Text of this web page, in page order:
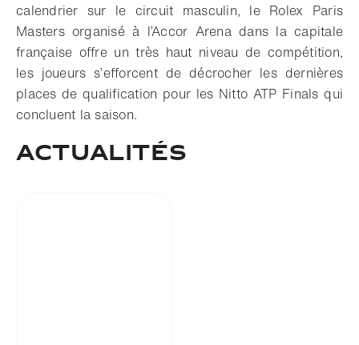
calendrier sur le circuit masculin, le Rolex Paris
Masters organisé à l’Accor Arena dans la capitale
française offre un très haut niveau de compétition,
les joueurs s’efforcent de décrocher les dernières
places de qualification pour les Nitto ATP Finals qui
concluent la saison.
Actualités